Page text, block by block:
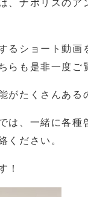
ナポリスのア
るショート動画
らも是非一度ご
たくさんある
、一緒に各種
ください。
！